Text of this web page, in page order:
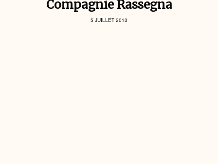
Compagnie Rassegna
5 JUILLET 2013